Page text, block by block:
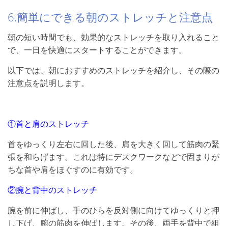
6.簡単にできる朝のストレッチと注意点
朝の短い時間でも、効果的なストレッチを取り入れること
で、一日を快適にスタートすることができます。
以下では、朝におすすめのストレッチを紹介し、その際の
注意点を説明します。
①首と肩のストレッチ
首をゆっくり左右に回した後、肩を大きく回して筋肉の緊
張を和らげます。これは特にデスクワークなどで固まりが
ちな首や肩をほぐすのに有効です。
②腕と背中のストレッチ
腕を前に伸ばし、手のひらを反対側に向けてゆっくりと押
し下げ、腕の筋肉を伸ばします。その後、両手を背中で組